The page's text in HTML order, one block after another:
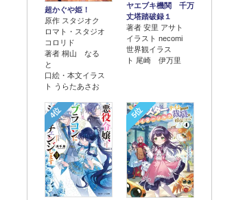
超かぐや姫！
原作 スタジオク
ロマト・スタジオ
コロリド
著者 桐山 なる
と
口絵・本文イラス
ト うらたあさお
ヤエブキ機関 千万
丈塔踏破録１
著者 安里 アサト
イラスト necomi
世界観イラス
ト 尾崎 伊万里
4位 5位